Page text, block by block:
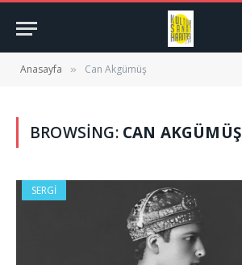
Anasayfa » Can Akgümüş
BROWSING: CAN AKGÜMÜŞ
SERGI